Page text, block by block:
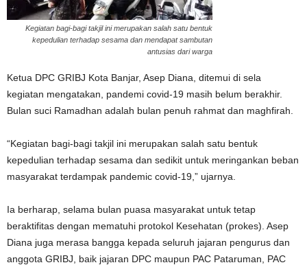
Kegiatan bagi-bagi takjil ini merupakan salah satu bentuk
kepedulian terhadap sesama dan mendapat sambutan
antusias dari warga
Ketua DPC GRIBJ Kota Banjar, Asep Diana, ditemui di sela
kegiatan mengatakan, pandemi covid-19 masih belum berakhir.
Bulan suci Ramadhan adalah bulan penuh rahmat dan maghfirah.
“Kegiatan bagi-bagi takjil ini merupakan salah satu bentuk
kepedulian terhadap sesama dan sedikit untuk meringankan beban
masyarakat terdampak pandemic covid-19,” ujarnya.
Ia berharap, selama bulan puasa masyarakat untuk tetap
beraktifitas dengan mematuhi protokol Kesehatan (prokes). Asep
Diana juga merasa bangga kepada seluruh jajaran pengurus dan
anggota GRIBJ, baik jajaran DPC maupun PAC Pataruman, PAC